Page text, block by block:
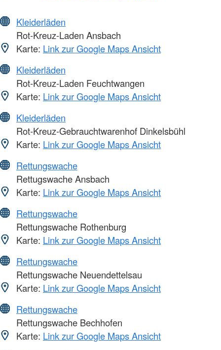
Kleiderläden
Rot-Kreuz-Laden Ansbach
Karte: Link zur Google Maps Ansicht
Kleiderläden
Rot-Kreuz-Laden Feuchtwangen
Karte: Link zur Google Maps Ansicht
Kleiderläden
Rot-Kreuz-Gebrauchtwarenhof Dinkelsbühl
Karte: Link zur Google Maps Ansicht
Rettungswache
Rettugswache Ansbach
Karte: Link zur Google Maps Ansicht
Rettungswache
Rettungswache Rothenburg
Karte: Link zur Google Maps Ansicht
Rettungswache
Rettungswache Neuendettelsau
Karte: Link zur Google Maps Ansicht
Rettungswache
Rettungswache Bechhofen
Karte: Link zur Google Maps Ansicht